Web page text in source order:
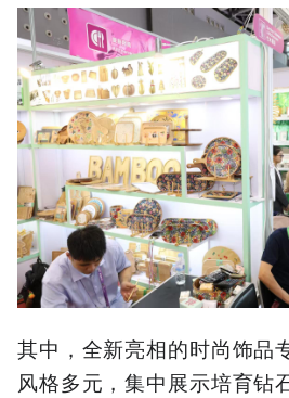
其中，全新亮相的时尚饰品
风格多元，集中展示培育钻